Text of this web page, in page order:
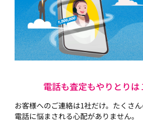
電話も査定もやりとりは
お客様へのご連絡は1社だけ。たくさ
電話に悩まされる心配がありません。